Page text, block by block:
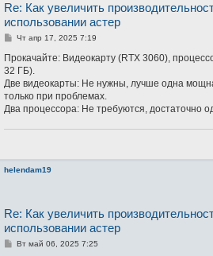
Re: Как увеличить
использовании астер
С
о
б
щ
е
н
е
Чт апр 17, 2025 7:19
Прокачайте: Видеокарту (RTX 3060),
32 ГБ).
Две видеокарты: Не нужны, лучше одна
только при проблемах.
Два процессора: Не требуются, достаточно
helendam19
Re: Как увеличить
использовании астер
СВт май 06, 2025 7:25